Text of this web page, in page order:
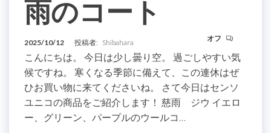
雨のコート
2025/10/12 投稿者: Shibahara オフ
こんにちは。 今日は少し曇り空。 過ごしやすい気
候ですね。 寒くなる季節に備えて、この連休はぜ
ひお買い物に来てくださいね。 さて今日はセンソ
ユニコの商品をご紹介します！ 慈雨 ジウ イエロ
ー、グリーン、パープルのウールコ…